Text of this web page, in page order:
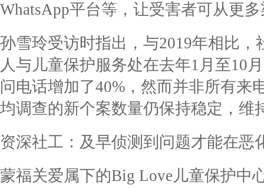
WhatsApp平台等，让受害者可从更
孙雪玲受访时指出，与2019年相比
人与儿童保护服务处在去年1月至10
问电话增加了40%，然而并非所有来
均调查的新个案数量仍保持稳定，维
资深社工：及早侦测到问题才能在恶
蒙福关爱属下的Big Love儿童保护中